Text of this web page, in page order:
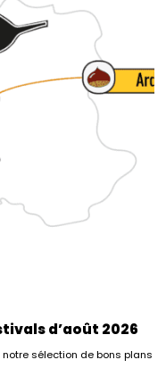
d’août 2026
sélection de bons plans